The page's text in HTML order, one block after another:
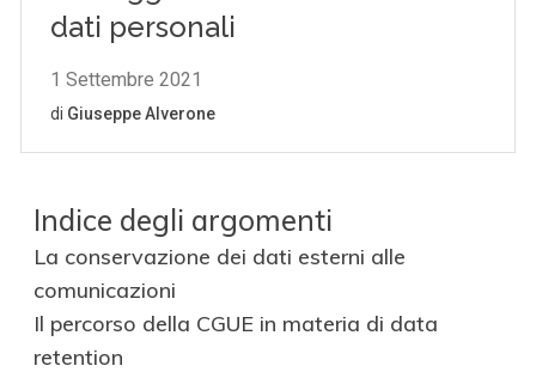
Indice degli argomenti
La conservazione dei dati esterni alle
comunicazioni
Il percorso della CGUE in materia di data
retention